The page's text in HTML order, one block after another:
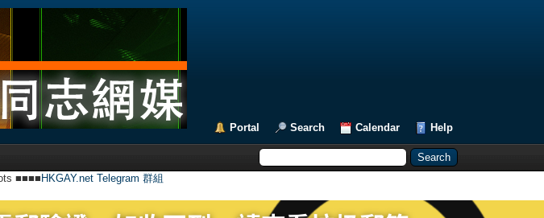
Portal Search Calendar Help
■■■■ HKGAY.net Telegram 群組